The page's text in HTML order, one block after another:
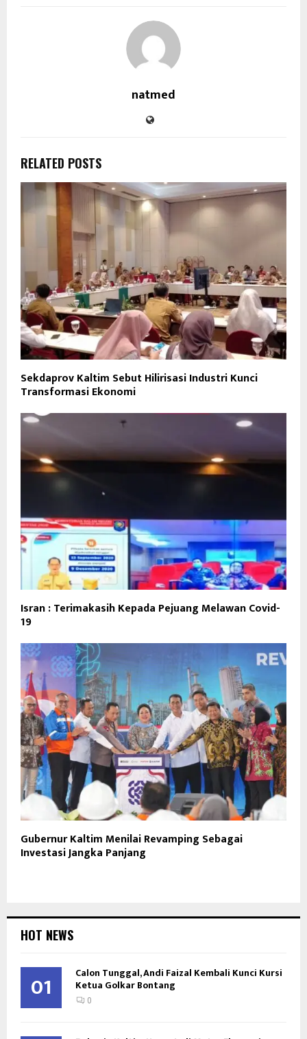
natmed
RELATED POSTS
Sekdaprov Kaltim Sebut Hilirisasi Industri Kunci
Transformasi Ekonomi
Isran : Terimakasih Kepada Pejuang Melawan Covid-
19
Gubernur Kaltim Menilai Revamping Sebagai
Investasi Jangka Panjang
HOT NEWS
01 Calon Tunggal, Andi Faizal Kembali Kunci Kursi
Ketua Golkar Bontang
0